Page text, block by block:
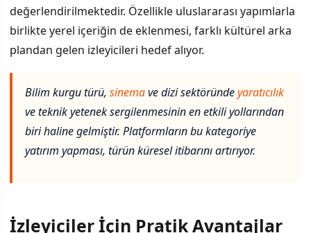
değerlendirilmektedir. Özellikle uluslararası yapımlarla
birlikte yerel içeriğin de eklenmesi, farklı kültürel arka
plandan gelen izleyicileri hedef alıyor.
Bilim kurgu türü, sinemave dizi sektöründeyaratıcılık
ve teknik yetenek sergilenmesinin en etkili yollarından
biri haline gelmiştir. Platformların bu kategoriye
yatırım yapması, türün küresel itibarını artırıyor.
İzleyiciler İçin Pratik Avantajlar